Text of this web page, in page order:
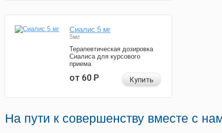
Сиалис 5 мг
5мг
Терапевтическая дозировка
Сиалиса для курсового
приема
от 60Р Купить
На пути к совершенству вместе с